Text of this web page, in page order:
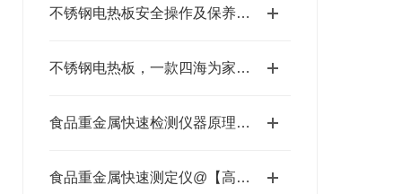
不锈钢电热板安全操作及保养规程
不锈钢电热板，一款四海为家的检测仪器#2024已更新
食品重金属快速检测仪器原理@三体仪器带你了解
食品重金属快速测定仪@【高智能】食品重金属快速测定仪